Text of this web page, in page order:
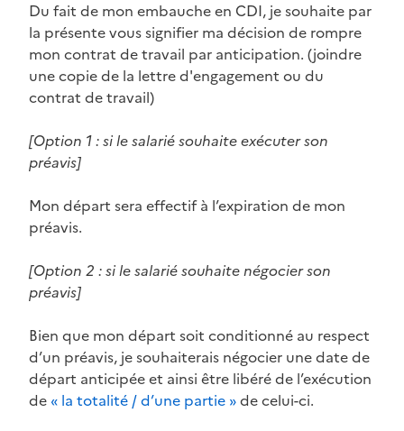
Du fait de mon embauche en CDI, je souhaite par
la présente vous signifier ma décision de rompre
mon contrat de travail par anticipation. (joindre
une copie de la lettre d'engagement ou du
contrat de travail)
[Option 1 : si le salarié souhaite exécuter son
préavis]
Mon départ sera effectif à l’expiration de mon
préavis.
[Option 2 : si le salarié souhaite négocier son
préavis]
Bien que mon départ soit conditionné au respect
d’un préavis, je souhaiterais négocier une date de
départ anticipée et ainsi être libéré de l’exécution
de « la totalité / d’une partie »de celui-ci.